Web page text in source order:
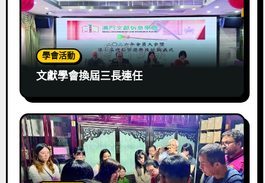
學會活動
文獻學會換屆三長連任